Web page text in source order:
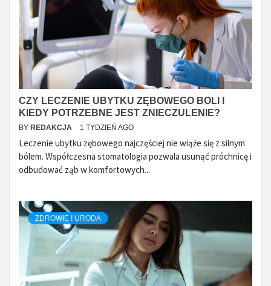
CZY LECZENIE UBYTKU ZĘBOWEGO BOLI I
KIEDY POTRZEBNE JEST ZNIECZULENIE?
BY REDAKCJA 1 TYDZIEŃ AGO
Leczenie ubytku zębowego najczęściej nie wiąże się z silnym
bólem. Współczesna stomatologia pozwala usunąć próchnicę i
odbudować ząb w komfortowych...
ZDROWIE I URODA